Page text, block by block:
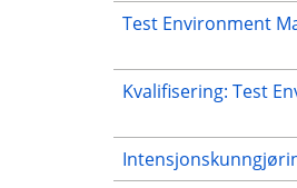
Test Environment
Kvalifisering: Test